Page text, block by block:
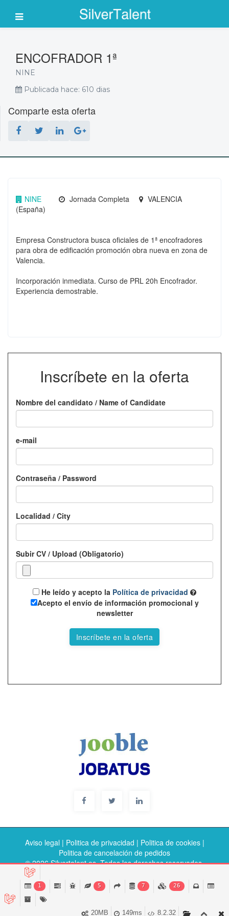
ENCOFRADOR 1ª
NINE
Publicada hace: 610 dias
Comparte esta oferta
NINE Jornada Completa
VALENCIA
(España)
Empresa Constructora busca oficiales de 1ª encofradores
para obra de edificación promoción obra nueva en zona de
Valencia.
Incorporación inmediata. Curso de PRL 20h Encofrador.
Experiencia demostrable.
Inscríbete en la oferta
Nombre del candidato / Name of Candidate
e-mail
Contraseña / Password
Localidad / City
Subir CV / Upload (Obligatorio)
He leído y acepto la Política de privacidad
Acepto el envío de información promocional y
newsletter
Inscríbete en la oferta
Aviso legal| Politica de privacidad | Politica de cookies|
Politica de cancelación de pedidos
© 2026 Silvertalent.es. Todos los derechos reservados.
1 5 7 26
8.2.32
149ms
20MB